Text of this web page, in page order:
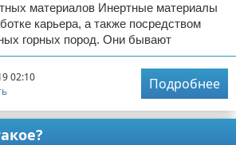
материалов Инертные материалы
карьера, а также посредством
горных пород. Они бывают
02:10
Подробнее